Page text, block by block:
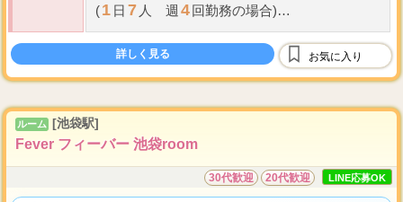
(1 日 7 人 週 4回勤務の場合)
OP込バック
★コースバック50％～70％★※オープニン
グセラピストは...
詳しく見る お気に入り
ルーム [池袋駅]
Fever フィーバー 池袋room
30代歓迎 20代歓迎 LINE応募OK